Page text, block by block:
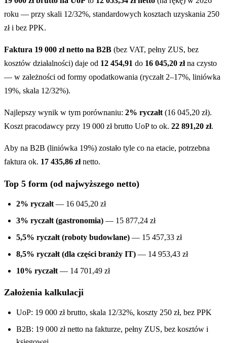
roku — przy skali 12/32%, standardowych kosztach uzyskania 250
zł i bez PPK.
Faktura 19 000 zł netto na B2B (bez VAT, pełny ZUS, bez
kosztów działalności) daje od 12 454,91 do 16 045,20 złna czysto
— w zależności od formy opodatkowania (ryczałt 2–17%, liniówka
19%, skala 12/32%).
Najlepszy wynik w tym porównaniu: 2% ryczałt (16 045,20 zł).
Koszt pracodawcy przy 19 000 zł brutto UoP to ok. 22 891,20 zł.
Aby na B2B (liniówka 19%) zostało tyle co na etacie, potrzebna
faktura ok. 17 435,86 złnetto.
Top 5 form (od najwyższego netto)
2% ryczałt — 16 045,20 zł
3% ryczałt (gastronomia) — 15 877,24 zł
5,5% ryczałt (roboty budowlane) — 15 457,33 zł
8,5% ryczałt (dla części branży IT) — 14 953,43 zł
10% ryczałt — 14 701,49 zł
Założenia kalkulacji
UoP: 19 000 zł brutto, skala 12/32%, koszty 250 zł, bez PPK
B2B: 19 000 zł netto na fakturze, pełny ZUS, bez kosztów i